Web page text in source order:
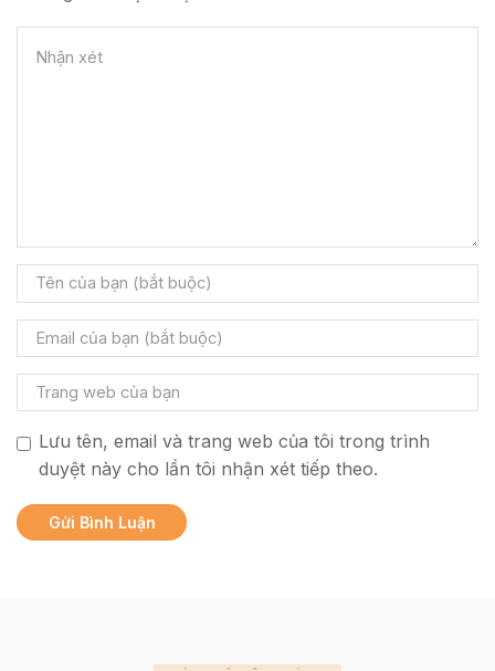
Lưu tên, email và trang web của tôi trong trình
duyệt này cho lần tôi nhận xét tiếp theo.